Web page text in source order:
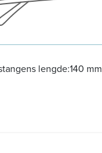
lengde:140 mm